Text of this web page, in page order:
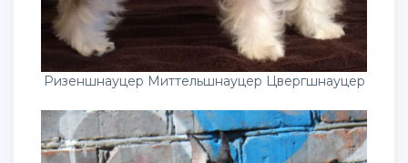
Ризеншнауцер Миттельшнауцер Цвергшнауцер